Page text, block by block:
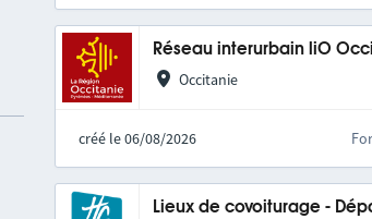
Réseau interurbain liO
Occitanie
créé le 06/08/2026
Lieux de covoiturage -